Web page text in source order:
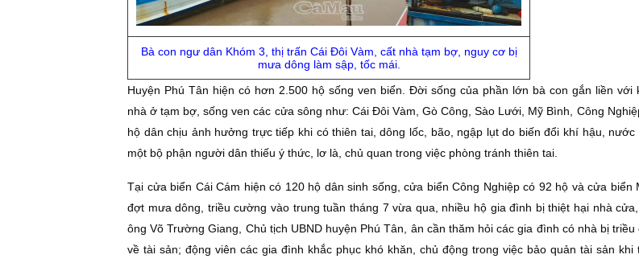
Bà con ngư dân Khóm 3, thị trấn Cái Đôi Vàm, cất nhà tạm bợ, nguy cơ bị
mưa dông làm sập, tốc mái.
Huyện Phú Tân hiện có hơn 2.500 hộ sống ven biển. Đời sống của phần lớn bà con gắn liền với
nhà ở tạm bợ, sống ven các cửa sông như: Cái Đôi Vàm, Gò Công, Sào Lưới, Mỹ Bình, Công
hộ dân chịu ảnh hưởng trực tiếp khi có thiên tai, dông lốc, bão, ngập lụt do biến đổi khí hậu, nước
một bộ phận người dân thiếu ý thức, lơ là, chủ quan trong việc phòng tránh thiên tai.
Tại cửa biển Cái Cám hiện có 120 hộ dân sinh sống, cửa biển Công Nghiệp có 92 hộ và cửa biển
đợt mưa dông, triều cường vào trung tuần tháng 7 vừa qua, nhiều hộ gia đình bị thiệt hại nhà
ông Võ Trường Giang, Chủ tịch UBND huyện Phú Tân, ân cần thăm hỏi các gia đình có nhà bị
về tài sản; động viên các gia đình khắc phục khó khăn, chủ động trong việc bảo quản tài sản khi